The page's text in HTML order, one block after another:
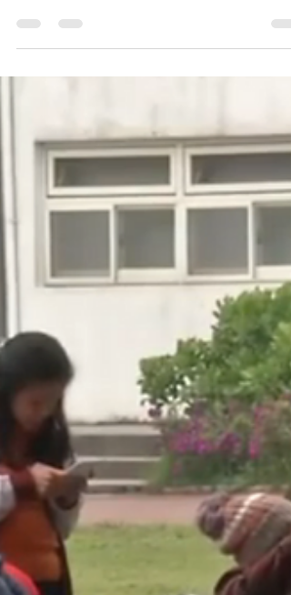
問改裝福祉升降座椅。福祉升降座椅的幾項優點：
座椅看起來跟一般座椅相近。 不需要大幅度改裝或